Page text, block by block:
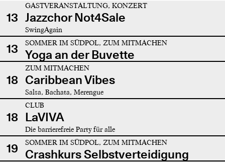
13
GASTVERANSTALTUNG, KONZERT
Jazzchor Not4Sale
SwingAgain
13 SOMMER IM SÜDPOL, ZUM MITMACHEN
Yoga an der Buvette
18
ZUM MITMACHEN
Caribbean Vibes
Salsa, Bachata, Merengue
18
CLUB
LaVIVA
Die barrierefreie Party für alle
19 SOMMER IM SÜDPOL, ZUM MITMACHEN
Crashkurs Selbstverteidigung